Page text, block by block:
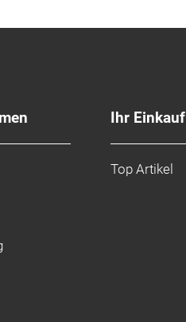
Ihr Einkauf
Top Artikel